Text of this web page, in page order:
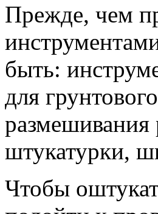
Прежде, чем
быть:
для
размешивания
штукатурки,
Чтобы